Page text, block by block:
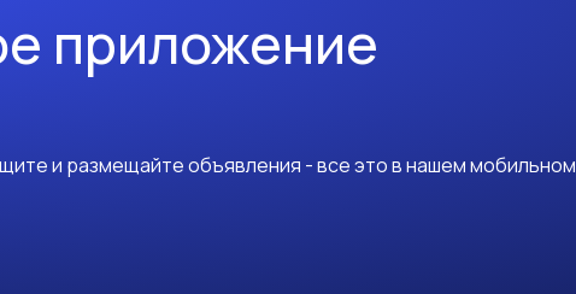
приложение
и размещайте объявления - все это в нашем мобильном